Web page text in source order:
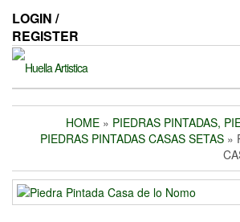
the
content
LOGIN /
REGISTER
HOME » PIEDRAS PINTADAS,
PIEDRAS PINTADAS CASAS SETAS »